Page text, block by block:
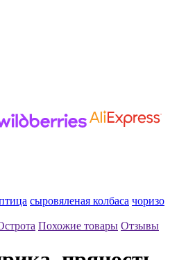
сыровяленая колбаса чоризо
Похожие товары Отзывы